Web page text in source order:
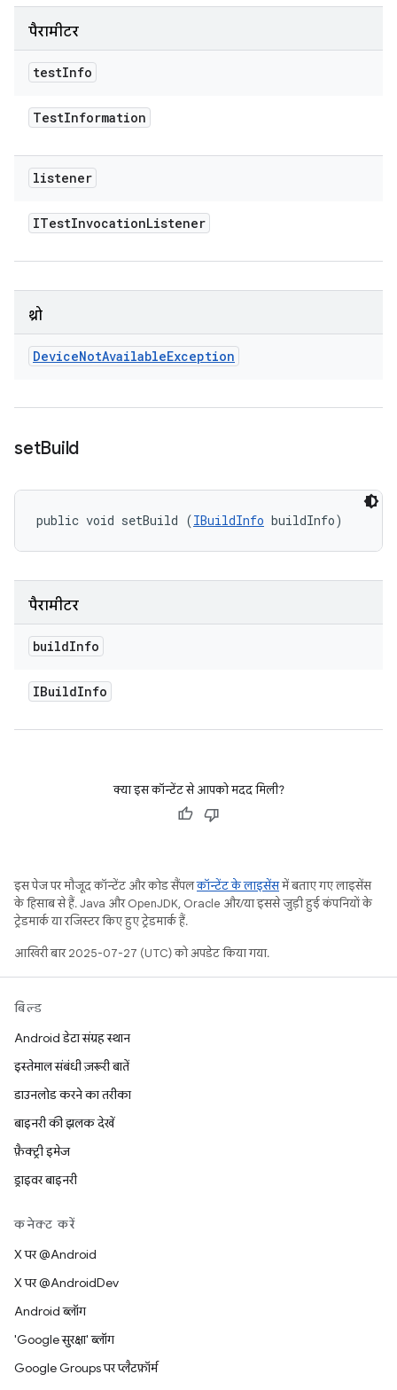
पैरामीटर
testInfo
TestInformation
listener
ITestInvocationListener
थ्रो
DeviceNotAvailableException
setBuild
public void setBuild (IBuildInfo buildInfo)
पैरामीटर
buildInfo
IBuildInfo
क्या इस कॉन्टेंट से आपको मदद मिली?
इस पेज पर मौजूद कॉन्टेंट और कोड सैंपलकॉन्टेंट के लाइसेंसमें बताए गए लाइसेंस
के हिसाब से हैं. Java और OpenJDK, Oracle और/या इससे जुड़ी हुई कंपनियों के
ट्रेडमार्क या रजिस्टर किए हुए ट्रेडमार्क हैं.
आखिरी बार 2025-07-27 (UTC) को अपडेट किया गया.
बिल्ड
Android डेटा संग्रह स्थान
इस्तेमाल संबंधी ज़रूरी बातें
डाउनलोड करने का तरीका
बाइनरी की झलक देखें
फ़ैक्ट्री इमेज
ड्राइवर बाइनरी
कनेक्ट करें
X पर @Android
X पर @AndroidDev
Android ब्लॉग
'Google सुरक्षा' ब्लॉग
Google Groups पर प्लैटफ़ॉर्म